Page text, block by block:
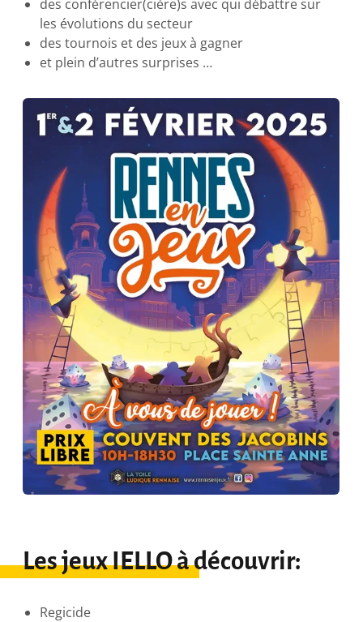
des conférencier(cière)s avec qui débattre sur
les évolutions du secteur
des tournois et des jeux à gagner
et plein d’autres surprises …
Les jeux IELLO à découvrir:
Regicide